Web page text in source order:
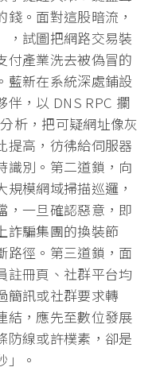
。面對這股暗流，
，試圖把網路交易裝
付產業洗去被偽冒的
藍新在系統深處鋪設
伴，以 DNS RPC 攔
析，把可疑網址像灰
提高，彷彿給伺服器
識別。第二道鎖，向
模網域掃描巡邏，
，一旦確認惡意，即
詐騙集團的換裝節
路徑。第三道鎖，面
註冊頁、社群平台均
簡訊或社群要求轉
結，應先至數位發展
防線或許樸素，卻是
」。